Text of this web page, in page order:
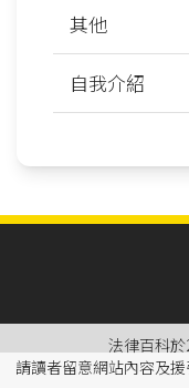
其他
自我介紹
法律百科於
請讀者留意網站內容及